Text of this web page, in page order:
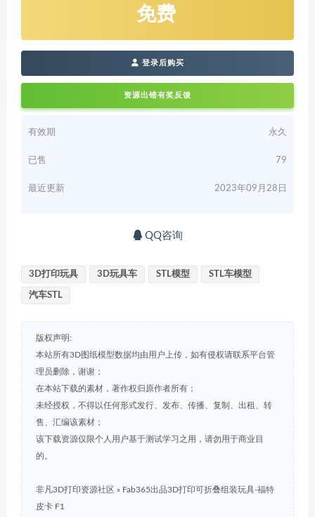
免费
登录后购买
资源出错有奖反馈
有效期 永久
已售 79
最近更新 2023年09月28日
QQ咨询
3D打印玩具 3D玩具车 STL模型 STL车模型
汽车STL
版权声明:
本站所有3D图纸模型数据均由用户上传，如有侵权请联系平台管
理员删除，谢谢；
在本站下载的素材，著作权归原作者所有；
未经授权，不得以任何形式发行、发布、传播、复制、出租、转
售、汇编该素材；
该下载资源仅限个人用户基于测试学习之用，请勿用于商业目
的。
非凡3D打印资源社区 » Fab365出品3D打印可折叠组装玩具-福特
皮卡 F1